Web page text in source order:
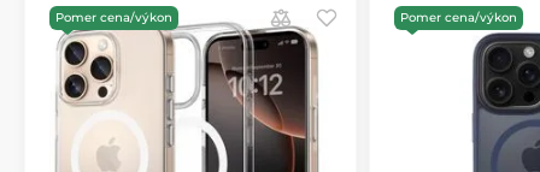
Pomer cena/výkon Pomer cena/výkon